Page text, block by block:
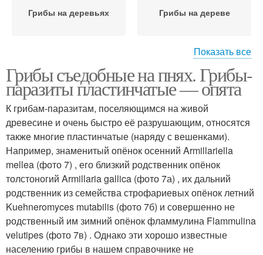
Грибы на деревьях Грибы на дереве
Несъедобные грибы Куриный гриб
Танцующий гриб Головневые грибы
Ржавчинные грибы Гриб на дереве
Показать все
Грибы съедобные на пнях. Грибы-
паразиты пластинчатые — опята
К грибам-паразитам, поселяющимся на живой
древесине и очень быстро её разрушающим, относятся
также многие пластинчатые (наряду с вешенками).
Например, знаменитый опёнок осенний Armillariella
mellea (фото 7) , его близкий родственник опёнок
толстоногий Armillaria gallica (фото 7а) , их дальний
родственник из семейства строфариевых опёнок летний
Kuehneromyces mutabilis (фото 7б) и совершенно не
родственный им зимний опёнок фламмулина Flammulina
velutipes (фото 7в) . Однако эти хорошо известные
населению грибы в нашем справочнике не